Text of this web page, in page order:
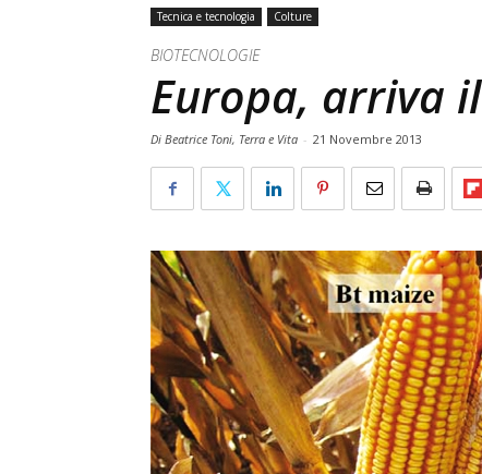
Tecnica e tecnologia Colture
BIOTECNOLOGIE
Europa, arriva
Di Beatrice Toni, Terra e Vita - 21 Novembre 2013